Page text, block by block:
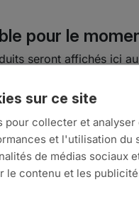
sur ce site
pour collecter et analyser
et l'utilisation du
de médias sociaux
le contenu et les
pour le
seront affichés ici
